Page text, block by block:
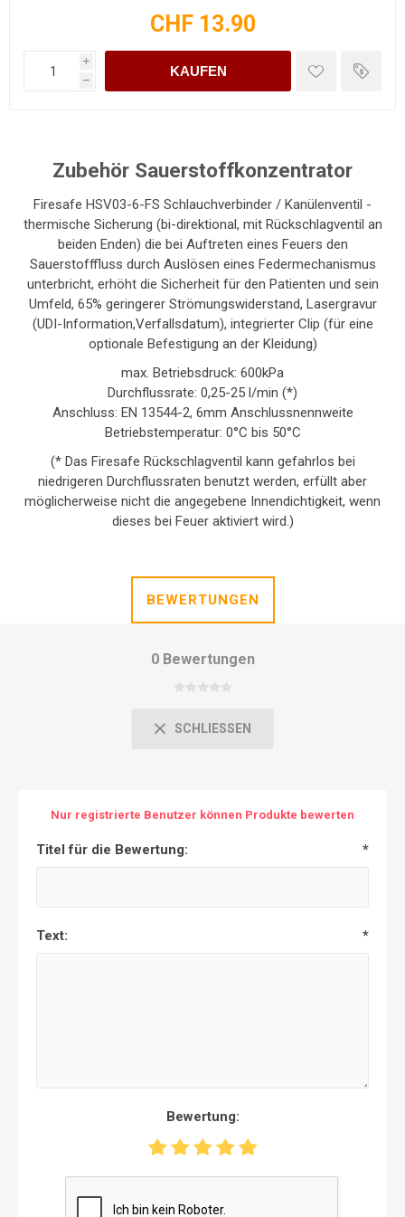
CHF 13.90
i
h
KAUFEN
Zubehör Sauerstoffkonzentrator
Firesafe HSV03-6-FS Schlauchverbinder / Kanülenventil -
thermische Sicherung (bi-direktional, mit Rückschlagventil an
beiden Enden) die bei Auftreten eines Feuers den
Sauerstofffluss durch Auslösen eines Federmechanismus
unterbricht, erhöht die Sicherheit für den Patienten und sein
Umfeld, 65% geringerer Strömungswiderstand, Lasergravur
(UDI-Information,Verfallsdatum), integrierter Clip (für eine
optionale Befestigung an der Kleidung)
max. Betriebsdruck: 600kPa
Durchflussrate: 0,25-25 l/min (*)
Anschluss: EN 13544-2, 6mm Anschlussnennweite
Betriebstemperatur: 0°C bis 50°C
(* Das Firesafe Rückschlagventil kann gefahrlos bei
niedrigeren Durchflussraten benutzt werden, erfüllt aber
möglicherweise nicht die angegebene Innendichtigkeit, wenn
dieses bei Feuer aktiviert wird.)
BEWERTUNGEN
0 Bewertungen
SCHLIESSEN
Nur registrierte Benutzer können Produkte bewerten
Titel für die Bewertung: *
Text: *
Bewertung: